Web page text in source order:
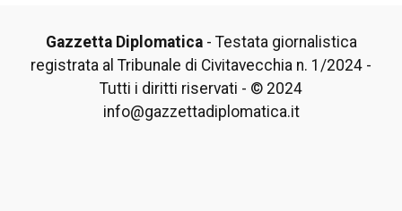
Gazzetta Diplomatica- Testata giornalistica
registrata al Tribunale di Civitavecchia n. 1/2024 -
Tutti i diritti riservati - © 2024
info@gazzettadiplomatica.it